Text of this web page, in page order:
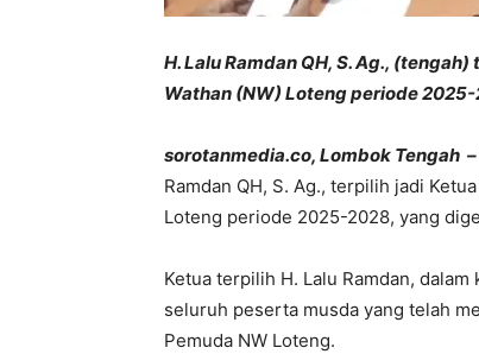
H. Lalu Ramdan QH, S. Ag.,
Wathan (NW) Loteng periode
sorotanmedia.co, Lombok Tengah –
Ramdan QH, S. Ag., terpilih jadi
Loteng periode 2025-2028, yang
Ketua terpilih H. Lalu Ramdan,
seluruh peserta musda yang telah
Pemuda NW Loteng.